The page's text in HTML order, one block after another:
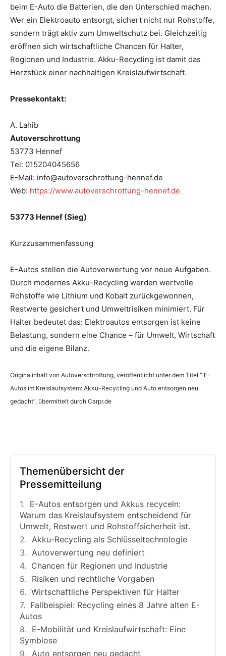
beim E-Auto die Batterien, die den Unterschied machen.
Wer ein Elektroauto entsorgt, sichert nicht nur Rohstoffe,
sondern trägt aktiv zum Umweltschutz bei. Gleichzeitig
eröffnen sich wirtschaftliche Chancen für Halter,
Regionen und Industrie. Akku-Recycling ist damit das
Herzstück einer nachhaltigen Kreislaufwirtschaft.
Pressekontakt:
A. Lahib
Autoverschrottung
53773 Hennef
Tel: 015204045656
E-Mail: info@autoverschrottung-hennef.de
Web: https://www.autoverschrottung-hennef.de
53773 Hennef (Sieg)
Kurzzusammenfassung
E-Autos stellen die Autoverwertung vor neue Aufgaben.
Durch modernes Akku-Recycling werden wertvolle
Rohstoffe wie Lithium und Kobalt zurückgewonnen,
Restwerte gesichert und Umweltrisiken minimiert. Für
Halter bedeutet das: Elektroautos entsorgen ist keine
Belastung, sondern eine Chance – für Umwelt, Wirtschaft
und die eigene Bilanz.
Originalinhalt von Autoverschrottung, veröffentlicht unter dem Titel “ E-
Autos im Kreislaufsystem: Akku-Recycling und Auto entsorgen neu
gedacht“, übermittelt durch Carpr.de
Themenübersicht der
Pressemitteilung
E-Autos entsorgen und Akkus recyceln:
Warum das Kreislaufsystem entscheidend für
Umwelt, Restwert und Rohstoffsicherheit ist.
Akku-Recycling als Schlüsseltechnologie
Autoverwertung neu definiert
Chancen für Regionen und Industrie
Risiken und rechtliche Vorgaben
Wirtschaftliche Perspektiven für Halter
Fallbeispiel: Recycling eines 8 Jahre alten E-
Autos
E-Mobilität und Kreislaufwirtschaft: Eine
Symbiose
Auto entsorgen neu gedacht